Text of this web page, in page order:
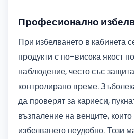
Професионално
При избелването в кабинета
продукти с по-висока якост
наблюдение, често със
контролирано време.
да проверят за кариеси,
възпаление на венците,
избелването неудобно. Този